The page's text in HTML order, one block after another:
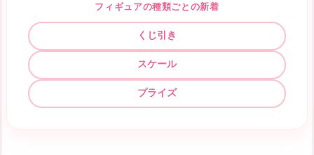
フィギュアの種類ごとの新着
くじ引き
スケール
プライズ